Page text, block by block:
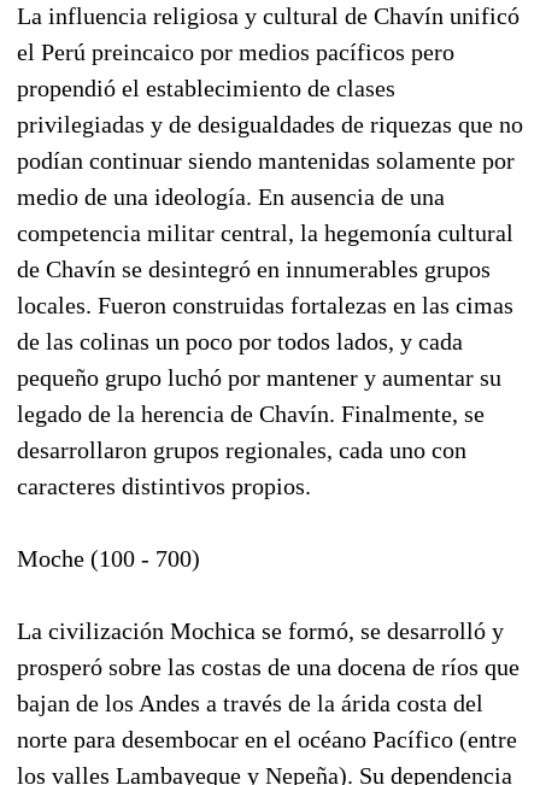
La influencia religiosa y cultural de Chavín unificó
el Perú preincaico por medios pacíficos pero
propendió el establecimiento de clases
privilegiadas y de desigualdades de riquezas que no
podían continuar siendo mantenidas solamente por
medio de una ideología. En ausencia de una
competencia militar central, la hegemonía cultural
de Chavín se desintegró en innumerables grupos
locales. Fueron construidas fortalezas en las cimas
de las colinas un poco por todos lados, y cada
pequeño grupo luchó por mantener y aumentar su
legado de la herencia de Chavín. Finalmente, se
desarrollaron grupos regionales, cada uno con
caracteres distintivos propios.
Moche (100 - 700)
La civilización Mochica se formó, se desarrolló y
prosperó sobre las costas de una docena de ríos que
bajan de los Andes a través de la árida costa del
norte para desembocar en el océano Pacífico (entre
los valles Lambayeque y Nepeña). Su dependencia